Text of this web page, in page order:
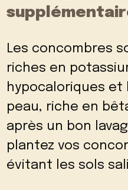
Les concombres
riches en
hypocaloriques et
peau, riche en
après un bon
plantez vos
évitant les sols